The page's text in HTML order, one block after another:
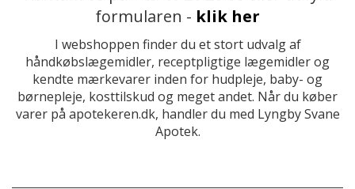
formularen - klik her
I webshoppen finder du et stort udvalg af
håndkøbslægemidler, receptpligtige lægemidler og
kendte mærkevarer inden for hudpleje, baby- og
børnepleje, kosttilskud og meget andet. Når du køber
varer på apotekeren.dk, handler du med Lyngby Svane
Apotek.